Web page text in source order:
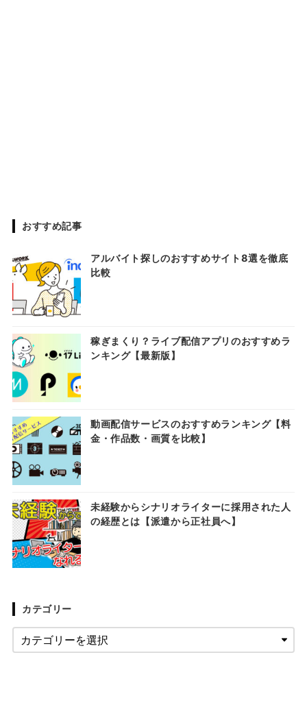
おすすめ記事
アルバイト探しのおすすめサイト8選を徹底
比較
稼ぎまくり？ライブ配信アプリのおすすめラ
ンキング【最新版】
動画配信サービスのおすすめランキング【料
金・作品数・画質を比較】
未経験からシナリオライターに採用された人
の経歴とは【派遣から正社員へ】
カテゴリー